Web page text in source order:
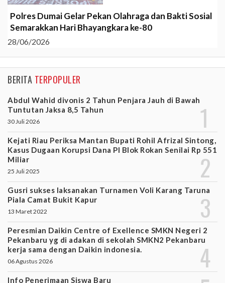
Polres Dumai Gelar Pekan Olahraga dan Bakti Sosial
Semarakkan Hari Bhayangkara ke-80
28/06/2026
BERITA TERPOPULER
Abdul Wahid divonis 2 Tahun Penjara Jauh di Bawah
Tuntutan Jaksa 8,5 Tahun
30 Juli 2026
Kejati Riau Periksa Mantan Bupati Rohil Afrizal Sintong,
Kasus Dugaan Korupsi Dana PI Blok Rokan Senilai Rp 551
Miliar
25 Juli 2025
Gusri sukses laksanakan Turnamen Voli Karang Taruna
Piala Camat Bukit Kapur
13 Maret 2022
Peresmian Daikin Centre of Exellence SMKN Negeri 2
Pekanbaru yg di adakan di sekolah SMKN2 Pekanbaru
kerja sama dengan Daikin indonesia.
06 Agustus 2026
Info Penerimaan Siswa Baru